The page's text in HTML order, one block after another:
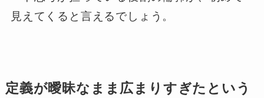
見えてくると言えるでしょう。
定義が曖昧なまま広まりすぎたという